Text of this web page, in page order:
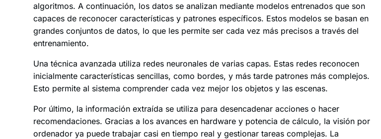
algoritmos. A continuación, los datos se analizan mediante modelos entrenados que son
capaces de reconocer características y patrones específicos. Estos modelos se basan en
grandes conjuntos de datos, lo que les permite ser cada vez más precisos a través del
entrenamiento.
Una técnica avanzada utiliza redes neuronales de varias capas. Estas redes reconocen
inicialmente características sencillas, como bordes, y más tarde patrones más complejos.
Esto permite al sistema comprender cada vez mejor los objetos y las escenas.
Por último, la información extraída se utiliza para desencadenar acciones o hacer
recomendaciones. Gracias a los avances en hardware y potencia de cálculo, la visión por
ordenador ya puede trabajar casi en tiempo real y gestionar tareas complejas. La